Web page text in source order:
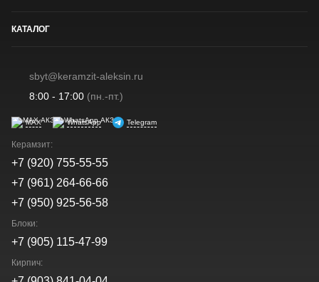
КАТАЛОГ
sbyt@keramzit-aleksin.ru
8:00 - 17:00(пн.-пт.)
MAX WhatsApp Telegram
Керамзит:
+7 (920) 755-55-55
+7 (961) 264-66-66
+7 (950) 925-56-58
Блоки:
+7 (905) 115-47-99
Кирпич: